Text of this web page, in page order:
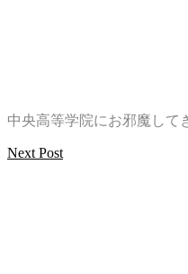
中央高等学院にお邪魔して
Next Post